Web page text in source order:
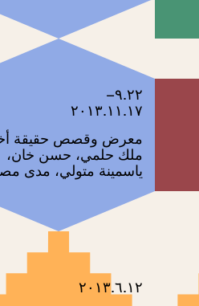
٩.٢٢–
٢٠١٣.١١.١٧
معرض وقصص حقيقة
ملك حلمي، حسن خان،
ياسمينة متولي، مدى
٢٠١٣.٦.١٢